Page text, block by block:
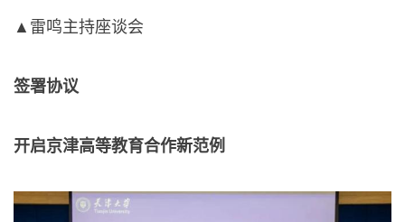
▲雷鸣主持座谈会
签署协议
开启京津高等教育合作新范例